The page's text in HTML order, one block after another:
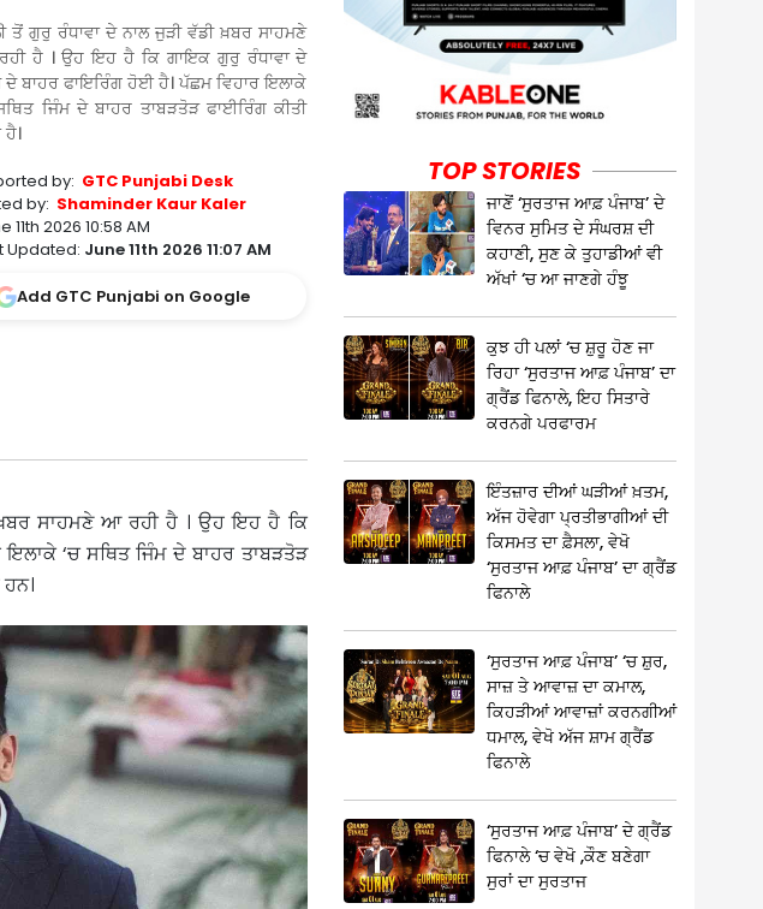
ਤੋਂ ਗੁਰੁ ਰੰਧਾਵਾ ਦੇ ਨਾਲ ਜੁੜੀ ਵੱਡੀ ਖ਼ਬਰ ਸਾਹਮਣੇ
ਹੈ । ਉਹ ਇਹ ਹੈ ਕਿ ਗਾਇਕ ਗੁਰੁ ਰੰਧਾਵਾ ਦੇ
ਦੇ ਬਾਹਰ ਫਾਇਰਿੰਗ ਹੋਈ ਹੈ। ਪੱਛਮ ਵਿਹਾਰ ਇਲਾਕੇ
ਜਿੰਮ ਦੇ ਬਾਹਰ ਤਾਬੜਤੋੜ ਫਾਈਰਿੰਗ ਕੀਤੀ
by: GTC Punjabi Desk
by: Shaminder Kaur Kaler
11th 2026 10:58 AM
Updated: June 11th 2026 11:07 AM
Add GTC Punjabi on Google
ਸਾਹਮਣੇ ਆ ਰਹੀ ਹੈ । ਉਹ ਇਹ ਹੈ ਕਿ
‘ਚ ਸਥਿਤ ਜਿੰਮ ਦੇ ਬਾਹਰ ਤਾਬੜਤੋੜ
TOP STORIES
ਜਾਣੋਂ ‘ਸੁਰਤਾਜ ਆਫ਼ ਪੰਜਾਬ’ ਦੇ
ਵਿਨਰ ਸੁਮਿਤ ਦੇ ਸੰਘਰਸ਼ ਦੀ
ਕਹਾਣੀ, ਸੁਣ ਕੇ ਤੁਹਾਡੀਆਂ ਵੀ
ਅੱਖਾਂ ‘ਚ ਆ ਜਾਣਗੇ ਹੰਝੂ
ਕੁਝ ਹੀ ਪਲਾਂ ‘ਚ ਸ਼ੁਰੂ ਹੋਣ ਜਾ
ਰਿਹਾ ‘ਸੁਰਤਾਜ ਆਫ਼ ਪੰਜਾਬ’ ਦਾ
ਗ੍ਰੈਂਡ ਫਿਨਾਲੇ, ਇਹ ਸਿਤਾਰੇ
ਕਰਨਗੇ ਪਰਫਾਰਮ
ਇੰਤਜ਼ਾਰ ਦੀਆਂ ਘੜੀਆਂ ਖ਼ਤਮ,
ਅੱਜ ਹੋਵੇਗਾ ਪ੍ਰਤੀਭਾਗੀਆਂ ਦੀ
ਕਿਸਮਤ ਦਾ ਫ਼ੈਸਲਾ, ਵੇਖੋ
‘ਸੁਰਤਾਜ ਆਫ਼ ਪੰਜਾਬ’ ਦਾ ਗ੍ਰੈਂਡ
ਫਿਨਾਲੇ
‘ਸੁਰਤਾਜ ਆਫ਼ ਪੰਜਾਬ’ ‘ਚ ਸ਼ੁਰ,
ਸਾਜ਼ ਤੇ ਆਵਾਜ਼ ਦਾ ਕਮਾਲ,
ਕਿਹੜੀਆਂ ਆਵਾਜ਼ਾਂ ਕਰਨਗੀਆਂ
ਧਮਾਲ, ਵੇਖੋ ਅੱਜ ਸ਼ਾਮ ਗ੍ਰੈਂਡ
ਫਿਨਾਲੇ
‘ਸੁਰਤਾਜ ਆਫ਼ ਪੰਜਾਬ’ ਦੇ ਗ੍ਰੈਂਡ
ਫਿਨਾਲੇ ‘ਚ ਵੇਖੋ ,ਕੌਣ ਬਣੇਗਾ
ਸੁਰਾਂ ਦਾ ਸੁਰਤਾਜ